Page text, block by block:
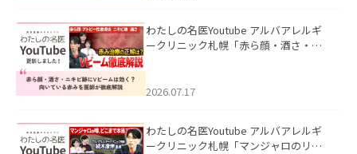
わたしの名医Youtube アルバアレルギ
ークリニック札幌「赤ら顔・酒さ・ニ
した。
2026.07.17
わたしの名医Youtube アルバアレルギ
ークリニック札幌「マンジャロのリア